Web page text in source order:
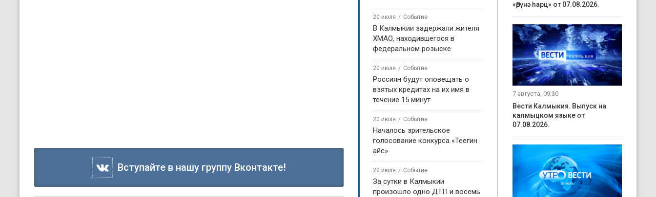
Вступайте в нашу группу Вконтакте!
20 июля Событие
В Калмыкии задержали жителя
ХМАО, находившегося в
федеральном розыске
20 июля Событие
Россиян будут оповещать о
взятых кредитах на их имя в
течение 15 минут
20 июля Событие
Началось зрительское
голосование конкурса «Теегин
айс»
20 июля Событие
За сутки в Калмыкии
произошло одно ДТП и восемь
«Өрүнә һарц» от 07.08.2026.
7 августа, 09:30
Вести Калмыкия. Выпуск на
калмыцком языке от
07.08.2026.